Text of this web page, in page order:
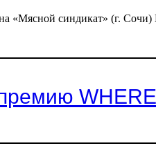
«Мясной синдикат» (г.